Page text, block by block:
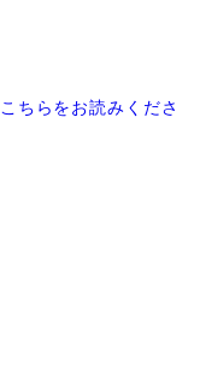
こちらをお読みくださ